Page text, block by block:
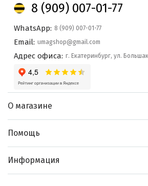
8 (909) 007-01-77
WhatsApp: 8 (909) 007-01-77
Email: umagshop@gmail.com
Адрес офиса: г. Екатеринбург, ул.
О магазине
Блог
Помощь
Информация